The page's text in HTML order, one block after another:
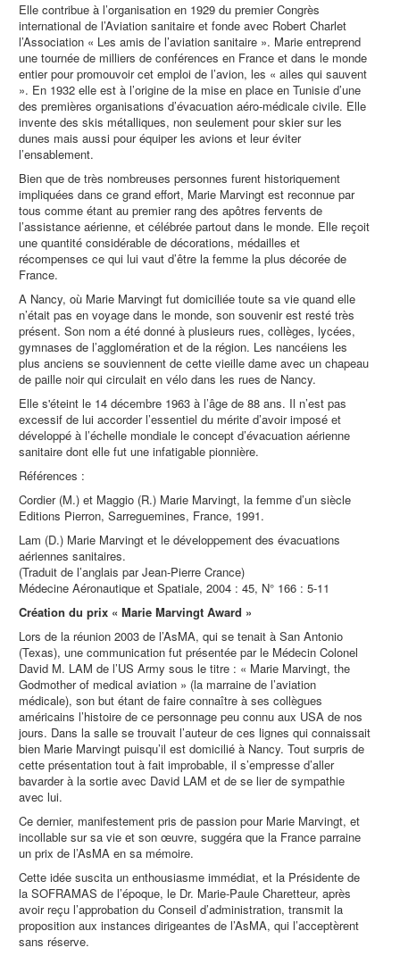
Elle contribue à l’organisation en 1929 du premier Congrès
international de l’Aviation sanitaire et fonde avec Robert Charlet
l’Association « Les amis de l’aviation sanitaire ». Marie entreprend
une tournée de milliers de conférences en France et dans le monde
entier pour promouvoir cet emploi de l’avion, les « ailes qui sauvent
». En 1932 elle est à l’origine de la mise en place en Tunisie d’une
des premières organisations d’évacuation aéro-médicale civile. Elle
invente des skis métalliques, non seulement pour skier sur les
dunes mais aussi pour équiper les avions et leur éviter
l’ensablement.
Bien que de très nombreuses personnes furent historiquement
impliquées dans ce grand effort, Marie Marvingt est reconnue par
tous comme étant au premier rang des apôtres fervents de
l’assistance aérienne, et célébrée partout dans le monde. Elle reçoit
une quantité considérable de décorations, médailles et
récompenses ce qui lui vaut d’être la femme la plus décorée de
France.
A Nancy, où Marie Marvingt fut domiciliée toute sa vie quand elle
n’était pas en voyage dans le monde, son souvenir est resté très
présent. Son nom a été donné à plusieurs rues, collèges, lycées,
gymnases de l’agglomération et de la région. Les nancéiens les
plus anciens se souviennent de cette vieille dame avec un chapeau
de paille noir qui circulait en vélo dans les rues de Nancy.
Elle s'éteint le 14 décembre 1963 à l’âge de 88 ans. Il n’est pas
excessif de lui accorder l’essentiel du mérite d’avoir imposé et
développé à l’échelle mondiale le concept d’évacuation aérienne
sanitaire dont elle fut une infatigable pionnière.
Références :
Cordier (M.) et Maggio (R.) Marie Marvingt, la femme d’un siècle
Editions Pierron, Sarreguemines, France, 1991.
Lam (D.) Marie Marvingt et le développement des évacuations
aériennes sanitaires.
(Traduit de l’anglais par Jean-Pierre Crance)
Médecine Aéronautique et Spatiale, 2004 : 45, N° 166 : 5-11
Création du prix « Marie Marvingt Award »
Lors de la réunion 2003 de l’AsMA, qui se tenait à San Antonio
(Texas), une communication fut présentée par le Médecin Colonel
David M. LAM de l’US Army sous le titre : « Marie Marvingt, the
Godmother of medical aviation » (la marraine de l’aviation
médicale), son but étant de faire connaître à ses collègues
américains l’histoire de ce personnage peu connu aux USA de nos
jours. Dans la salle se trouvait l’auteur de ces lignes qui connaissait
bien Marie Marvingt puisqu’il est domicilié à Nancy. Tout surpris de
cette présentation tout à fait improbable, il s’empresse d’aller
bavarder à la sortie avec David LAM et de se lier de sympathie
avec lui.
Ce dernier, manifestement pris de passion pour Marie Marvingt, et
incollable sur sa vie et son œuvre, suggéra que la France parraine
un prix de l’AsMA en sa mémoire.
Cette idée suscita un enthousiasme immédiat, et la Présidente de
la SOFRAMAS de l’époque, le Dr. Marie-Paule Charetteur, après
avoir reçu l’approbation du Conseil d’administration, transmit la
proposition aux instances dirigeantes de l’AsMA, qui l’acceptèrent
sans réserve.